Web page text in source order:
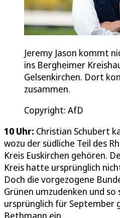
Jeremy Jason kommt
ins Bergheimer
Gelsenkirchen. Dort
zusammen.
Copyright: AfD
10 Uhr: Christian Schubert
wozu der südliche Teil des
Kreis Euskirchen gehören.
Kreis hatte ursprünglich
Doch die vorgezogene
Grünen umzudenken und
ursprünglich für September
Bethmann ein.